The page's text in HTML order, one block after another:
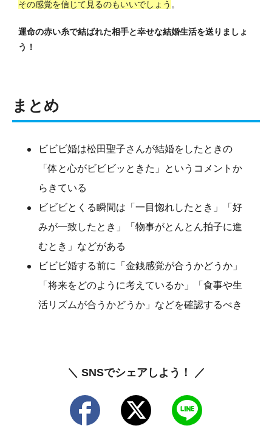
その感覚を信じて見るのもいいでしょう 。
運命の赤い糸で結ばれた相手と幸せな結婚生活を送りましょ
う！
まとめ
ビビビ婚は松田聖子さんが結婚をしたときの
「体と心がビビビッときた」というコメントか
らきている
ビビビとくる瞬間は「一目惚れしたとき」「好
みが一致したとき」「物事がとんとん拍子に進
むとき」などがある
ビビビ婚する前に「金銭感覚が合うかどうか」
「将来をどのように考えているか」「食事や生
活リズムが合うかどうか」などを確認するべき
＼ SNSでシェアしよう！ ／